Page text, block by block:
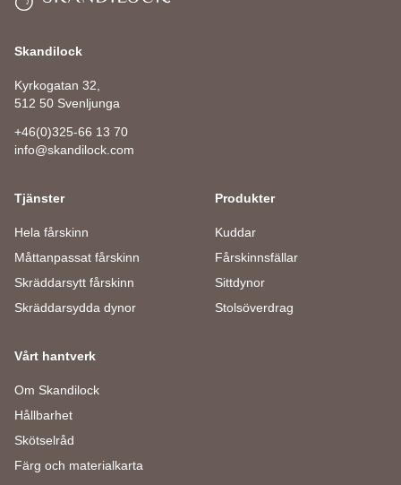
Skandilock
Kyrkogatan 32,
512 50 Svenljunga
+46(0)325-66 13 70
info@skandilock.com
Tjänster
Hela fårskinn
Måttanpassat fårskinn
Skräddarsytt fårskinn
Skräddarsydda dynor
Produkter
Kuddar
Fårskinnsfällar
Sittdynor
Stolsöverdrag
Vårt hantverk
Om Skandilock
Hållbarhet
Skötselråd
Färg och materialkarta